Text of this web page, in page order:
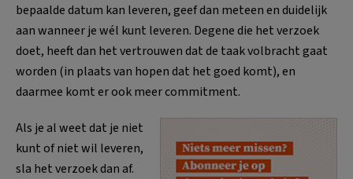
bepaalde datum kan leveren, geef dan meteen en duidelijk
aan wanneer je wél kunt leveren. Degene die het verzoek
doet, heeft dan het vertrouwen dat de taak volbracht gaat
worden (in plaats van hopen dat het goed komt), en
daarmee komt er ook meer commitment.
Als je al weet dat je niet
kunt of niet wil leveren,
sla het verzoek dan af.